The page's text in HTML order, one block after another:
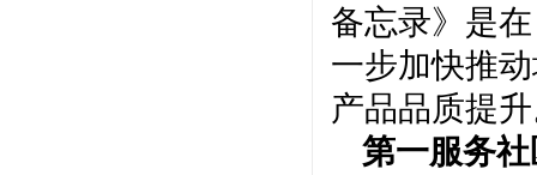
备忘录》是
一步加快推
产品品质提
第一服务